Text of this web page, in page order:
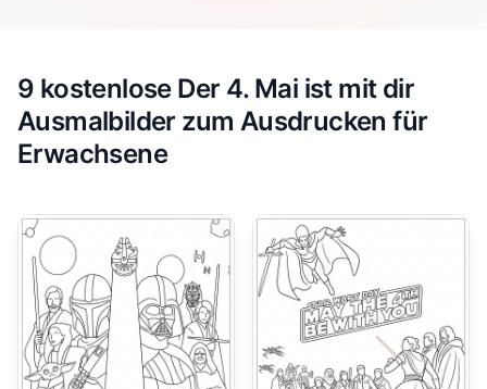
9 kostenlose Der 4. Mai ist mit dir
Ausmalbilder zum Ausdrucken für
Erwachsene